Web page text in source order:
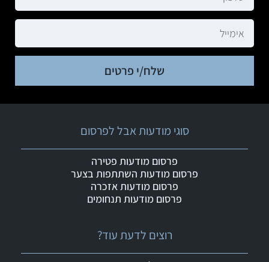
שלח/י פרטים
רוצים לדעת עוד?
סוגי מודעות אבל לפרסום
פרסום מודעות פטירה
פרסום מודעות השתתפות בצער
פרסום מודעות אזכרה
פרסום מודעות תנחומים